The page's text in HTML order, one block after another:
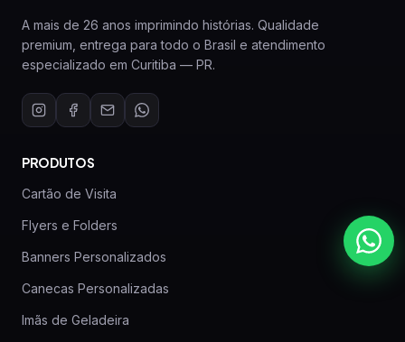
A mais de 26 anos imprimindo histórias. Qualidade
premium, entrega para todo o Brasil e atendimento
especializado em Curitiba — PR.
PRODUTOS
Cartão de Visita
Flyers e Folders
Banners Personalizados
Canecas Personalizadas
Imãs de Geladeira